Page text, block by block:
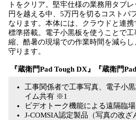
トをクリア。堅牢仕様の業務用タブ
円を越える中、5万円を切るコストパ
なります。本体には、クラウドと連
標準搭載。電子小黒板を使うことで
縮、酷暑の現場での作業時間を減ら
守ります。
『蔵衛門Pad Tough DX』『蔵衛門
工事関係者で工事写真、電子小
イム共有 ※1
ビデオトーク機能による遠隔臨
J-COMSIA認定製品（写真の改ざ